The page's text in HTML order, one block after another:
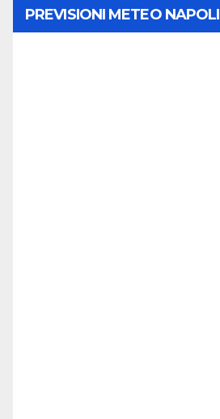
PREVISIONI METEO NAPOLI